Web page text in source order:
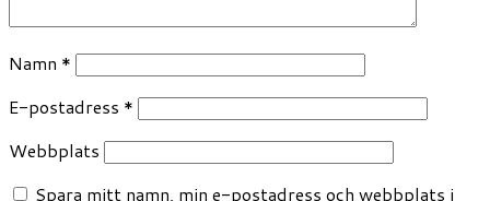
Namn *
E-postadress *
Webbplats
Spara mitt namn, min e-postadress och webbplats i